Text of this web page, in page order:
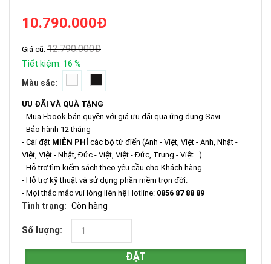
10.790.000Đ
Giá cũ: 12.790.000Đ
Tiết kiệm: 16 %
Màu sắc:
ƯU ĐÃI VÀ QUÀ TẶNG
- Mua Ebook bản quyền với giá ưu đãi qua ứng dụng Savi
- Bảo hành 12 tháng
- Cài đặt MIỄN PHÍ các bộ từ điển (Anh - Việt, Việt - Anh, Nhật -
Việt, Việt - Nhật, Đức - Việt, Việt - Đức, Trung - Việt...)
- Hỗ trợ tìm kiếm sách theo yêu cầu cho Khách hàng
- Hỗ trợ kỹ thuật và sử dụng phần mềm trọn đời.
- Mọi thắc mắc vui lòng liên hệ Hotline: 0856 87 88 89
Tình trạng: Còn hàng
Số lượng:
ĐẶT